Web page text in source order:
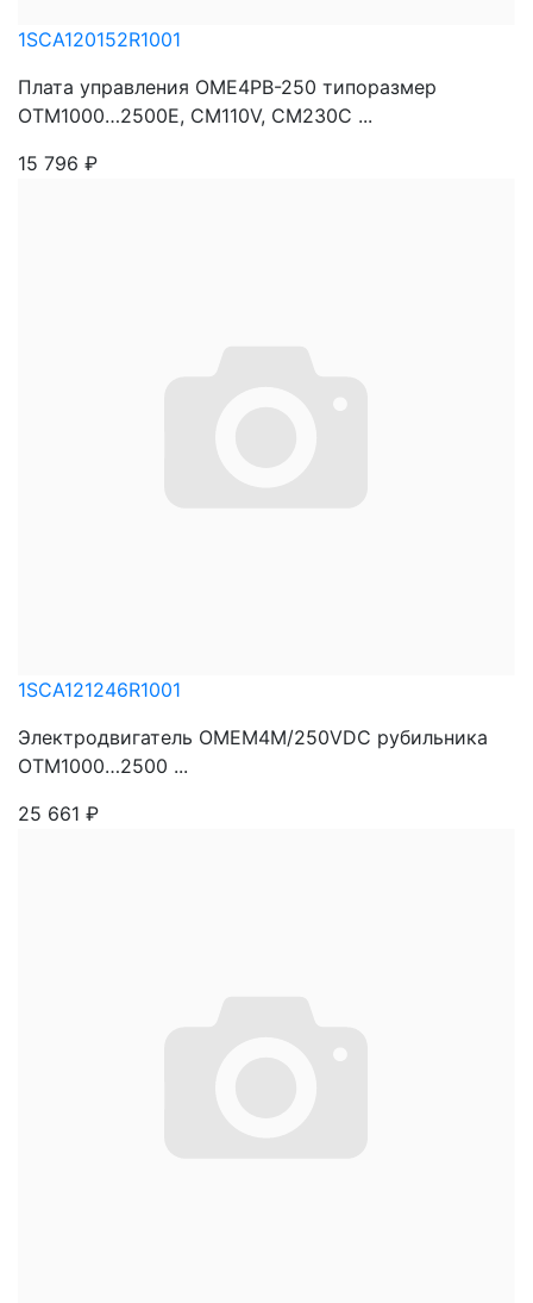
1SCA120152R1001
Плата управления OME4PB-250 типоразмер
OTM1000…2500E, CM110V, CM230C ...
15 796 ₽
1SCA121246R1001
Электродвигатель OMEM4M/250VDC рубильника
OTM1000…2500 ...
25 661 ₽